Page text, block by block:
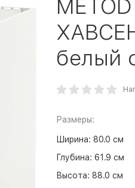
белый
Размеры:
Ширина: 80.0 см
Глубина: 61.9 см
Высота: 88.0 см